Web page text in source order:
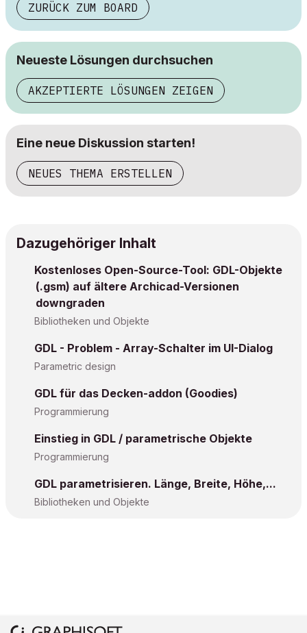
ZURÜCK ZUM BOARD
Neueste Lösungen durchsuchen
AKZEPTIERTE LÖSUNGEN ZEIGEN
Eine neue Diskussion starten!
NEUES THEMA ERSTELLEN
Dazugehöriger Inhalt
Kostenloses Open-Source-Tool: GDL-Objekte
(.gsm) auf ältere Archicad-Versionen
downgraden
Bibliotheken und Objekte
GDL - Problem - Array-Schalter im UI-Dialog
Parametric design
GDL für das Decken-addon (Goodies)
Programmierung
Einstieg in GDL / parametrische Objekte
Programmierung
GDL parametrisieren. Länge, Breite, Höhe,...
Bibliotheken und Objekte